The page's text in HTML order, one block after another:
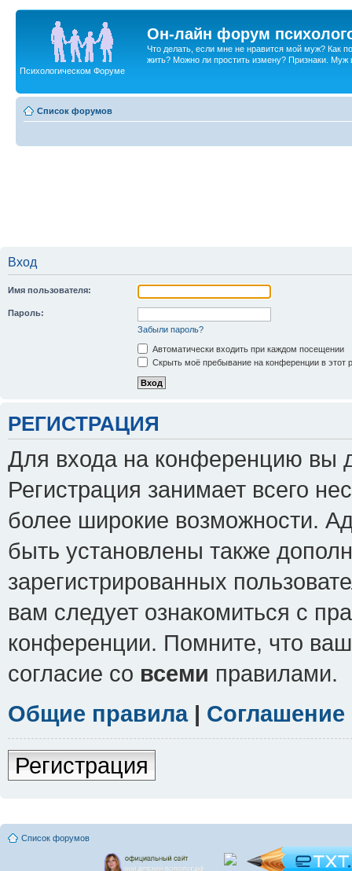
Он-лайн форум
Что делать, если мне не нравится мой муж? Как
жить? Можно ли простить измену? Признаки. Муж
Психологическом Форуме
Список форумов
Вход
Имя пользователя:
Пароль:
Забыли пароль?
Автоматически входить при каждом посещении
Скрыть моё пребывание на конференции в этот
РЕГИСТРАЦИЯ
Для входа на конференцию вы
Регистрация занимает всего
более широкие возможности.
быть установлены также
зарегистрированных
вам следует ознакомиться с
конференции. Помните, что
согласие со всеми правилами.
Общие правила|
Регистрация
Список форумов